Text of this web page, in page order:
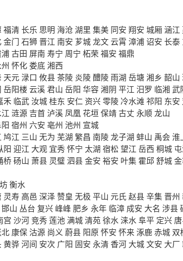
福清 长乐 思明 海沧 湖里 集美 同安 翔安 城厢 涵江
金门 石狮 晋江 南安 芗城龙文 云霄 漳浦诏安 长泰
古田 屏南 寿宁 周宁 柘荣 福安 福鼎
怀化 娄底湘西
天元 渌口 攸县茶陵 炎陵醴陵雨湖 岳塘湘乡 韶山
岳阳楼 云溪君山 岳阳 华容湘阴 平江 汨罗 临湘 武
禾 临武 汝城桂东 安仁 资兴零陵 冷水滩 祁阳 东安
涟源 吉首 泸溪 凤凰 花垣保靖古丈 永顺龙山
宿州 六安 亳州 池州 宣城
鸠江 三山 无为 芜湖 繁昌 南陵龙子湖 蚌山 禹会淮
阳 迎江 大观 宜秀怀宁 太湖 宿松 望江 岳西 桐城
桥砀山 萧县 灵璧泗县金安 裕安 叶集 霍邱舒城
衡水
灵寿 高邑 深泽 赞皇 无极 平山 元氏赵县辛集 晋州
邯山 丛台 复兴 峰峰 肥乡 永年 临漳 成安 大名 涉县
宫 沙河竞秀莲池 满城清苑徐水 涞水阜平 定兴
康保 沽源 尚义 蔚县 阳原 怀安 怀来涿鹿赤城 双
黄骅河间 安次 广阳 固安 永清 香河 大城文安 大厂